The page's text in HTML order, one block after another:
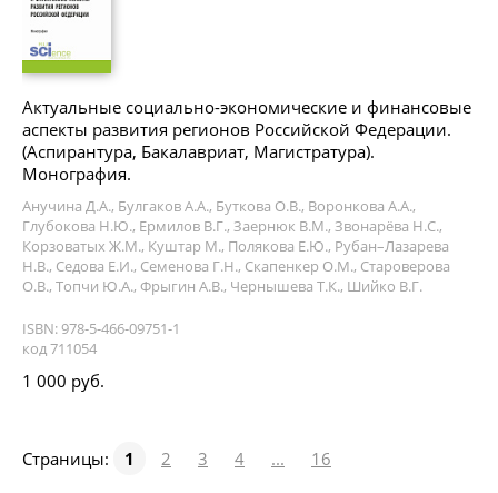
Актуальные социально-экономические и финансовые
аспекты развития регионов Российской Федерации.
(Аспирантура, Бакалавриат, Магистратура).
Монография.
Анучина Д.А., Булгаков А.А., Буткова О.В., Воронкова А.А.,
Глубокова Н.Ю., Ермилов В.Г., Заернюк В.М., Звонарёва Н.С.,
Корзоватых Ж.М., Куштар М., Полякова Е.Ю., Рубан–Лазарева
Н.В., Седова Е.И., Семенова Г.Н., Скапенкер О.М., Староверова
О.В., Топчи Ю.А., Фрыгин А.В., Чернышева Т.К., Шийко В.Г.
ISBN: 978-5-466-09751-1
код 711054
1 000 руб.
Страницы: 1 2 3 4 ... 16